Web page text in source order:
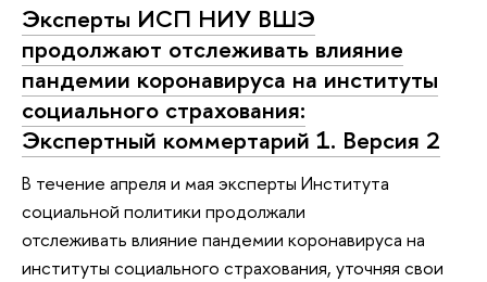
Эксперты ИСП НИУ ВШЭ
продолжают отслеживать влияние
пандемии коронавируса на институты
социального страхования:
Экспертный коммертарий 1. Версия 2
В течение апреля и мая эксперты Института
социальной политики продолжали
отслеживать влияние пандемии коронавируса на
институты социального страхования, уточняя свои